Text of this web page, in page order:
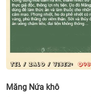
Măng Nứa khô